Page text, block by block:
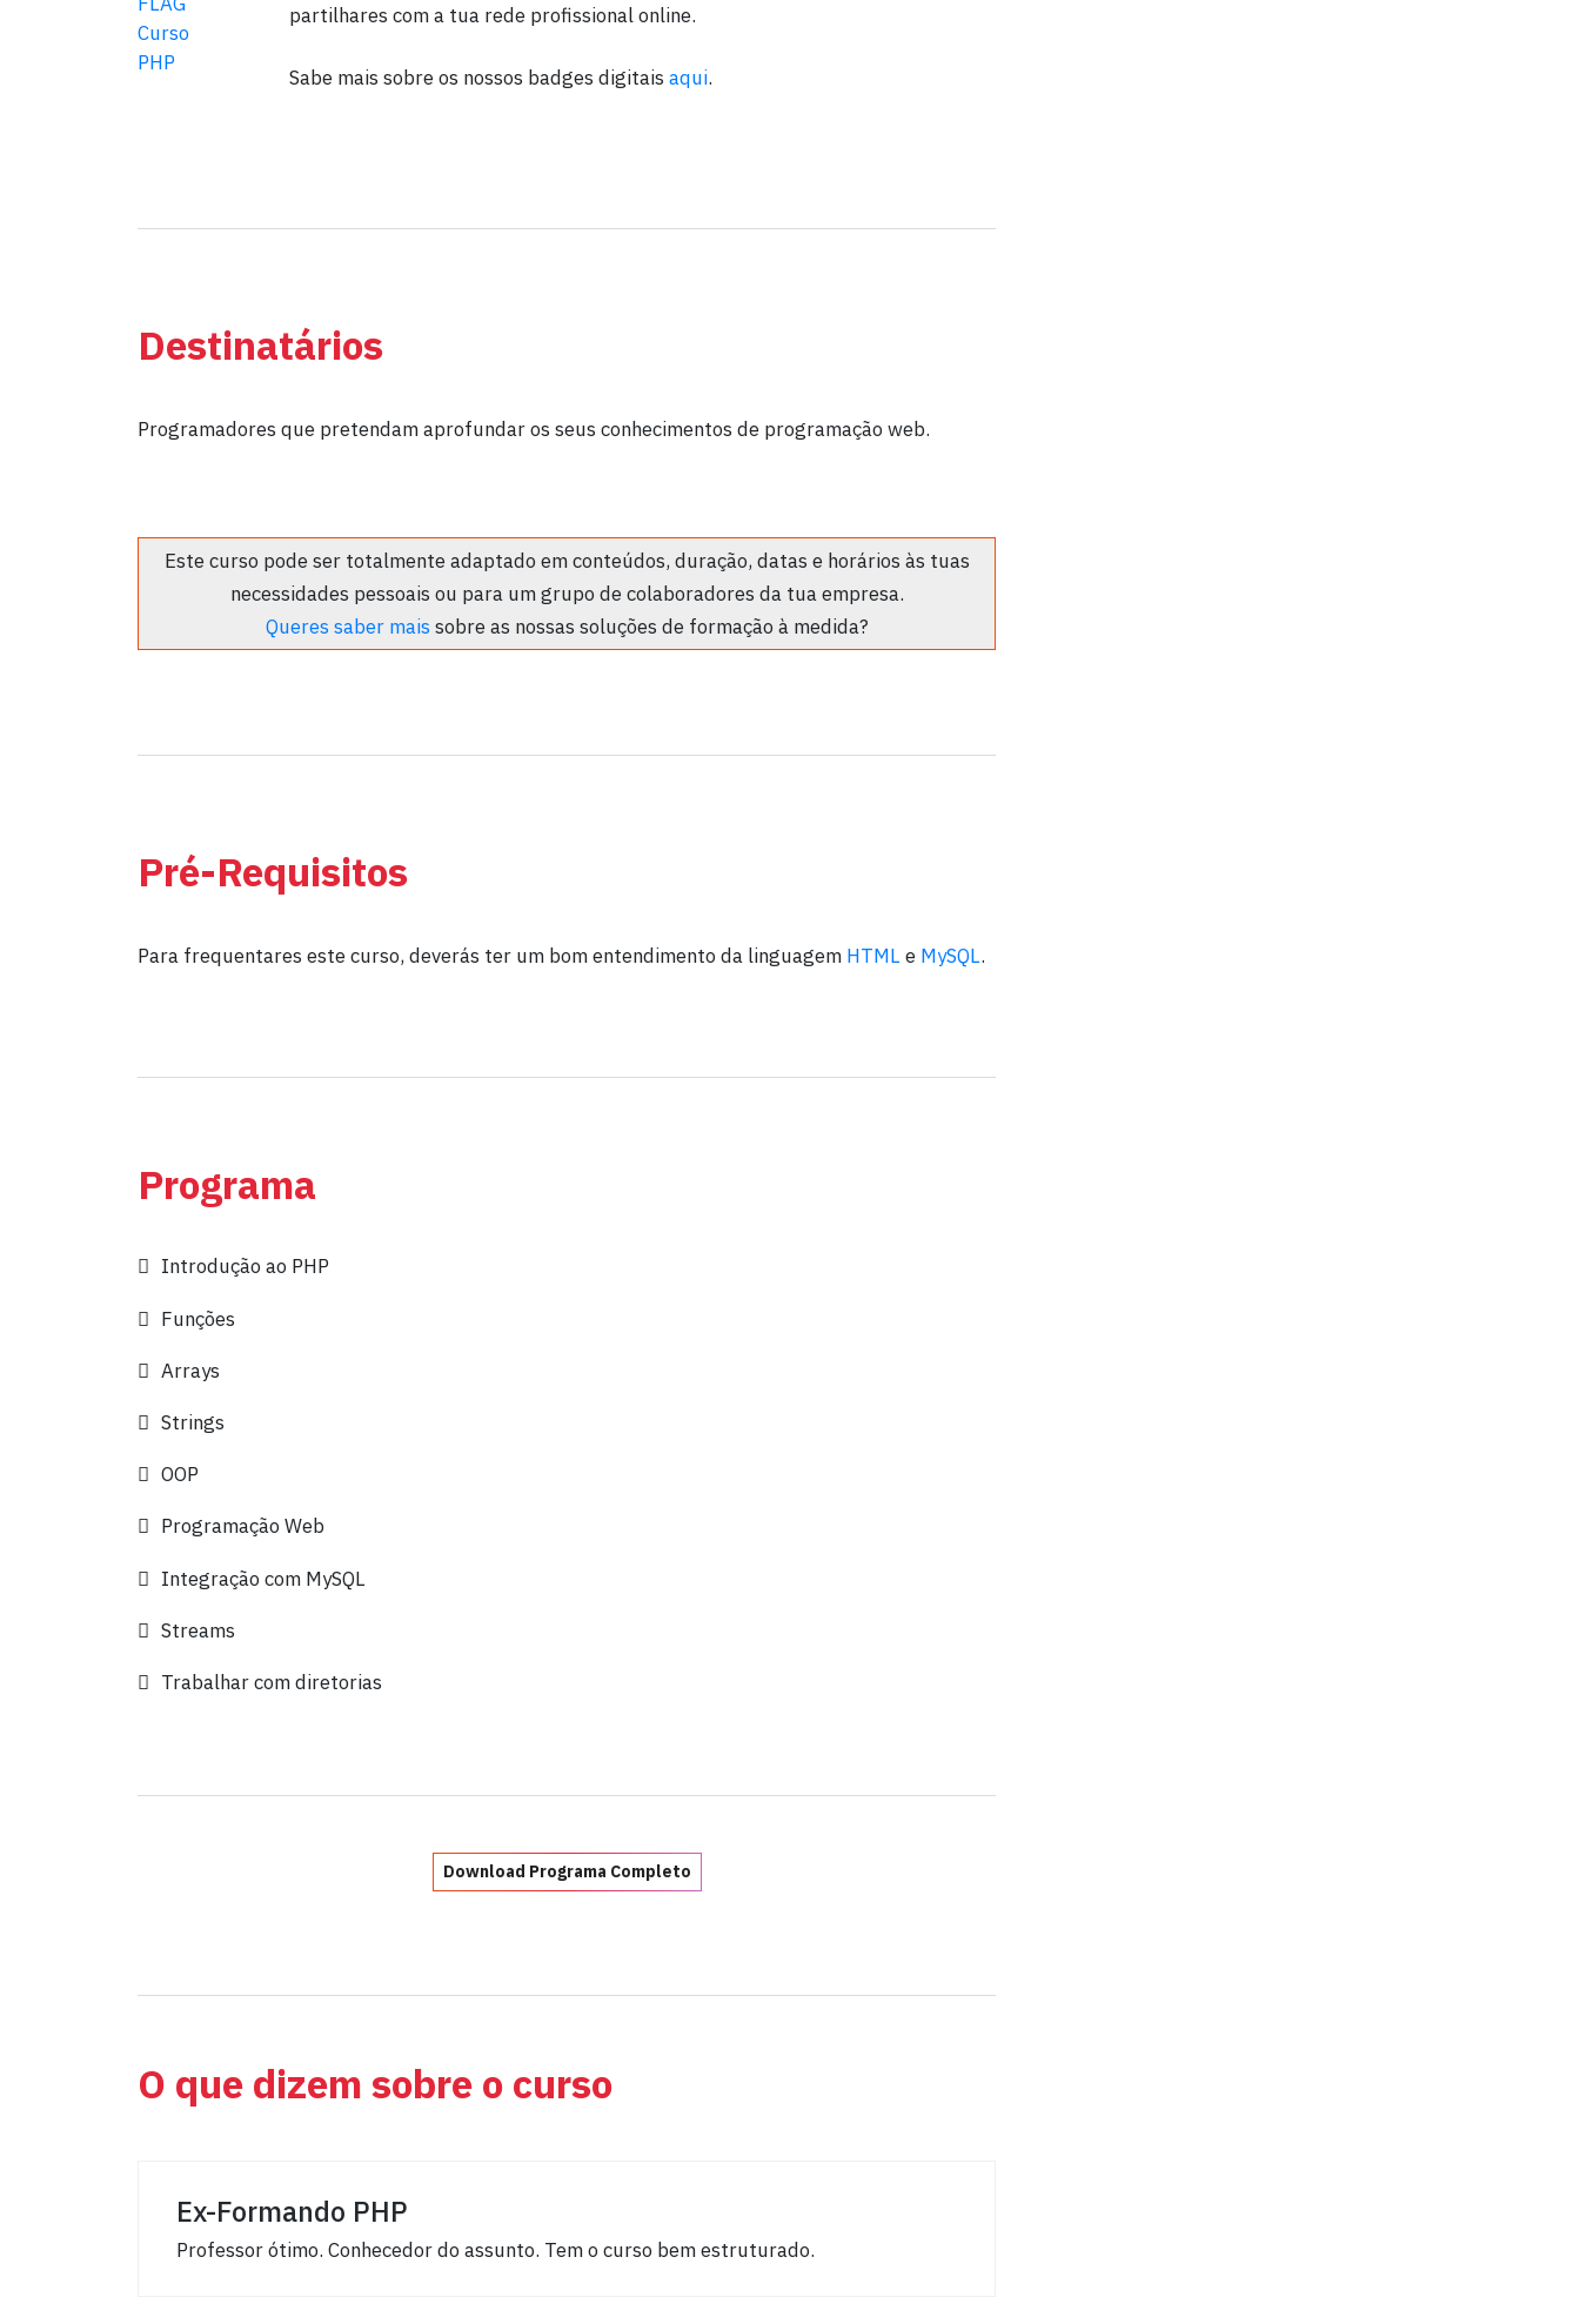
partilhares com a tua rede profissional online.
Sabe mais sobre os nossos badges digitais aqui.
Destinatários
Programadores que pretendam aprofundar os seus conhecimentos de programação web.
Este curso pode ser totalmente adaptado em conteúdos, duração, datas e horários às tuas
necessidades pessoais ou para um grupo de colaboradores da tua empresa.
Queres saber mais sobre as nossas soluções de formação à medida?
Pré-Requisitos
Para frequentares este curso, deverás ter um bom entendimento da linguagem HTMLe MySQL.
Programa
Introdução ao PHP
Funções
Arrays
Strings
OOP
Programação Web
Integração com MySQL
Streams
Trabalhar com diretorias
Download Programa Completo
O que dizem sobre o curso
Ex-Formando PHP
Professor ótimo. Conhecedor do assunto. Tem o curso bem estruturado.